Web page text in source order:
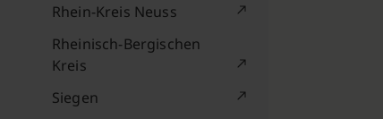
Rhein-Kreis Neuss
Rheinisch-Bergischen
Kreis
Siegen